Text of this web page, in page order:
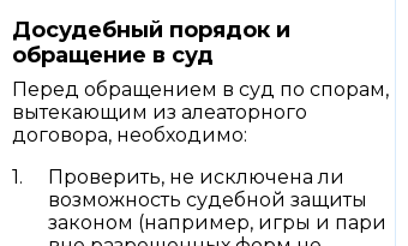
Досудебный порядок и
обращение в суд
Перед обращением в суд по спорам,
вытекающим из алеаторного
договора, необходимо:
Проверить, не исключена ли
возможность судебной защиты
законом (например, игры и пари